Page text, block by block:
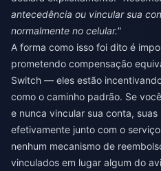
antecedência ou vincular sua
normalmente no celular."
A forma como isso foi dito é
prometendo compensação
Switch — eles estão
como o caminho padrão. Se
e nunca vincular sua conta,
efetivamente junto com o
nenhum mecanismo de
vinculados em lugar algum do